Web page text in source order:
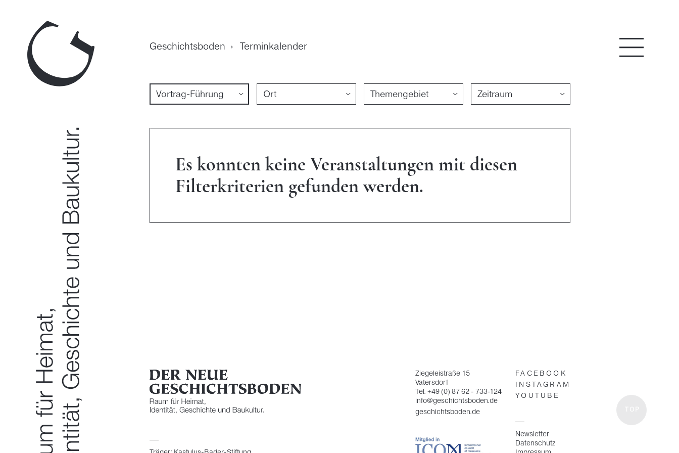
springen
Menü
Geschichtsboden › Terminkalender
Es konnten keine Veranstaltungen mit diesen
Filterkriterien gefunden werden.
Ziegeleistraße 15
Vatersdorf
Tel. +49 (0) 87 62 - 733-124
info@geschichtsboden.de
geschichtsboden.de
FACEBOOK
INSTAGRAM
YOUTUBE
Newsletter
Datenschutz